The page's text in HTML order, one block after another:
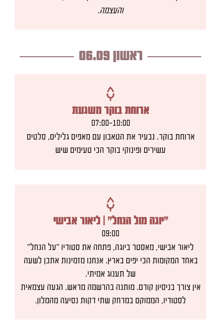
והעצמה.
ראשון 06.09
ארוחת בוקר משגעת
07:00-10:00
ארוחת בוקר. נבעיר את הטאבון עם מאפים גלילים, סלטים
עשירים ופינוקי בוקר הכי טעימים שיש
"יוגה מול הנחל" | ליאור אבישי
09:00
ליאור אבישי, מאסטר ביוגה, פתחה את סטודיו “על הנחל”
באחד המקומות הכי יפים בארץ. אנחנו מזמינות אתכן לשעה
של תענוג אמיתי.
אין צורך בניסיון קודם. מותנה בהרשמה מראש. הגעה עצמאית
לסטודיו, הממוקם במרחק שתי דקות נסיעה מהמלון.